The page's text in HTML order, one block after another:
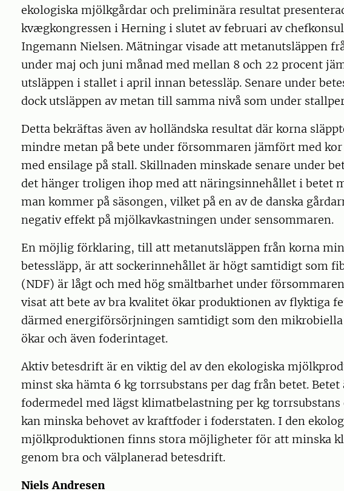
ekologiska mjölkgårdar och preliminära resultat
kvægkongressen i Herning i slutet av februari av
Ingemann Nielsen. Mätningar visade att metanutsläppen
under maj och juni månad med mellan 8 och 22 procent
utsläppen i stallet i april innan betessläp. Senare under
dock utsläppen av metan till samma nivå som under
Detta bekräftas även av holländska resultat där korna
mindre metan på bete under försommaren jämfört med
med ensilage på stall. Skillnaden minskade senare under
det hänger troligen ihop med att näringsinnehållet i betet
man kommer på säsongen, vilket på en av de danska
negativ effekt på mjölkavkastningen under sensommaren.
En möjlig förklaring, till att metanutsläppen från korna
betessläpp, är att sockerinnehållet är högt samtidigt som
(NDF) är lågt och med hög smältbarhet under
visat att bete av bra kvalitet ökar produktionen av flyktiga
därmed energiförsörjningen samtidigt som den
ökar och även foderintaget.
Aktiv betesdrift är en viktig del av den ekologiska
minst ska hämta 6 kg torrsubstans per dag från betet. Betet
fodermedel med lägst klimatbelastning per kg torrsubstans
kan minska behovet av kraftfoder i foderstaten. I den
mjölkproduktionen finns stora möjligheter för att minska
genom bra och välplanerad betesdrift.
Niels Andresen